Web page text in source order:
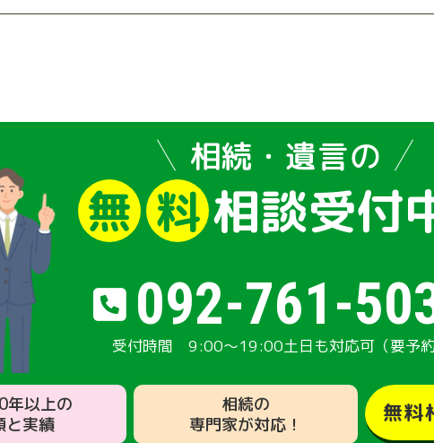
相続・遺言の
無 料 相談受付
092-761-
9:00～19:00土日も対応可（要予約
年以上の
と実績
相続の
専門家が対応！
無料